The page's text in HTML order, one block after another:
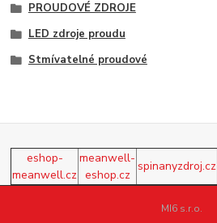
PROUDOVÉ ZDROJE
LED zdroje proudu
Stmívatelné proudové
eshop-
meanwell.cz
meanwell-
eshop.cz
spinanyzdroj.cz
MI6 s.r.o.